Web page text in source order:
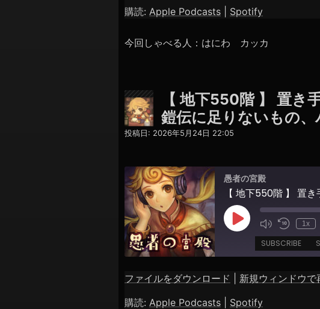
購読: Apple Podcasts Spotify
今回しゃべる人：はにわ カッカ
【 地下550階 】 置き
鎧伝に足りないもの
投稿日: 2026年5月24日 22:05
愚者の宮殿
Play
Episode
1x
SUBSCRIBE
Apple Podcasts Spotify
SHARE
ファイルをダウンロード 新規ウィンドウで
購読: Apple Podcasts Spotify